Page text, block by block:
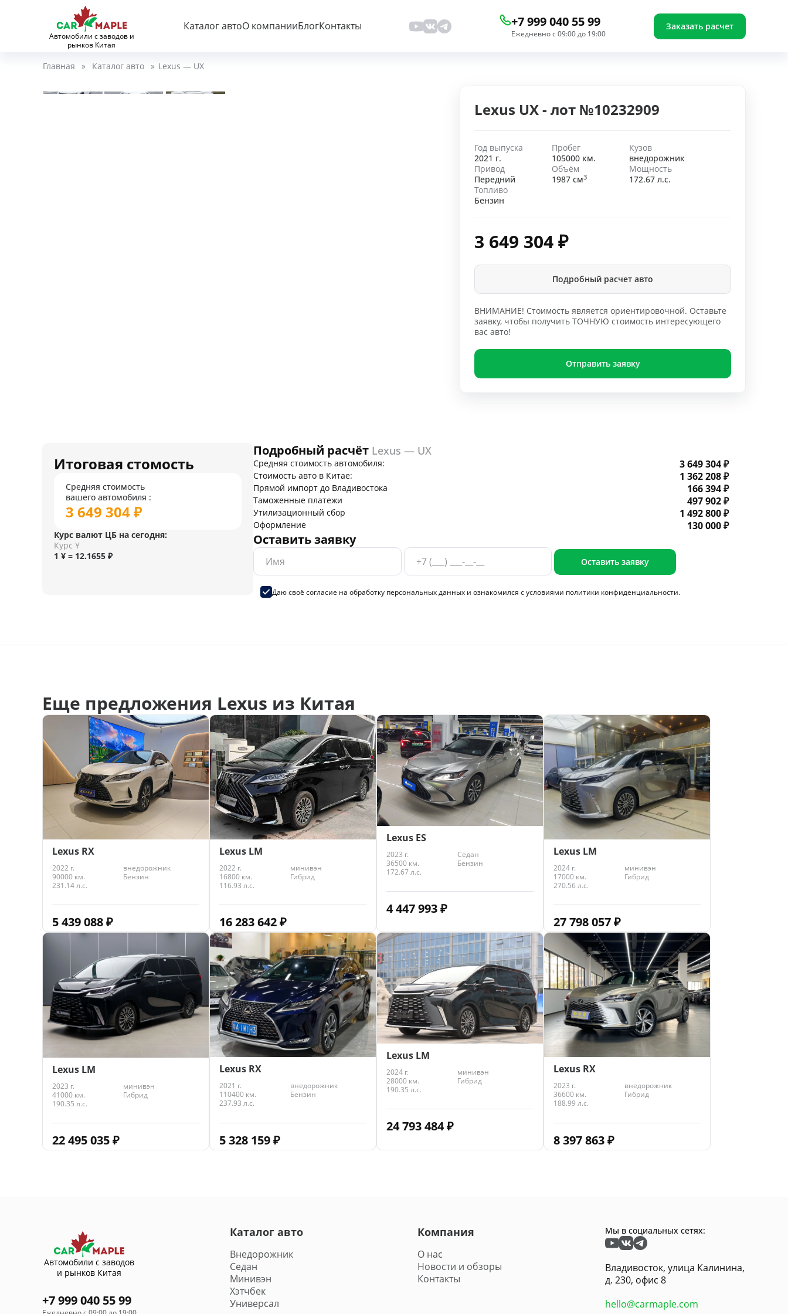
Автомобили с заводов и
рынков Китая
Каталог автоО компанииБлогКонтакты +7 999 040 55 99
Ежедневно с 09:00 до 19:00
Заказать расчет
Главная » Каталог авто » Lexus — UX
Lexus UX - лот №10232909
Год выпуска
2021 г.
Пробег
105000 км.
Кузов
внедорожник
Привод
Передний
Объём
1987 см3
Мощность
172.67 л.с.
Топливо
Бензин
3 649 304₽
Подробный расчет авто
ВНИМАНИЕ! Стоимость является ориентировочной. Оставьте
заявку, чтобы получить ТОЧНУЮ стоимость интересующего
вас авто!
Отправить заявку
Итоговая стомость
Средняя стоимость
вашего автомобиля :
3 649 304 ₽
Курс валют ЦБ на сегодня:
Курс ¥
1 ¥ = 12.1655 ₽
Подробный расчёт Lexus — UX
Средняя стоимость автомобиля: 3 649 304 ₽
Стоимость авто в Китае: 1 362 208 ₽
Прямой импорт до Владивостока 166 394 ₽
Таможенные платежи 497 902 ₽
Утилизационный сбор 1 492 800 ₽
Оформление 130 000 ₽
Оставить заявку
Оставить заявку
Даю своё согласие на обработку персональных данных и ознакомился с условиями политики конфиденциальности.
Еще предложения Lexus из Китая
Lexus RX
2022 г.
внедорожник
90000 км.
Бензин
231.14 л.с.
5 439 088₽
Lexus LM
2022 г.
минивэн
16800 км.
Гибрид
116.93 л.с.
16 283 642₽
Lexus ES
2023 г.
Седан
36500 км.
Бензин
172.67 л.с.
4 447 993₽
Lexus LM
2024 г.
минивэн
17000 км.
Гибрид
270.56 л.с.
27 798 057₽
Lexus LM
2023 г.
минивэн
41000 км.
Гибрид
190.35 л.с.
22 495 035₽
Lexus RX
2021 г.
внедорожник
110400 км.
Бензин
237.93 л.с.
5 328 159₽
Lexus LM
2024 г.
минивэн
28000 км.
Гибрид
190.35 л.с.
24 793 484₽
Lexus RX
2023 г.
внедорожник
36600 км.
Гибрид
188.99 л.с.
8 397 863₽
Автомобили с заводов
и рынков Китая
+7 999 040 55 99
Каталог авто
Внедорожник
Седан
Минивэн
Хэтчбек
Универсал
Компания
О нас
Новости и обзоры
Контакты
Мы в социальных сетях:
Владивосток, улица Калинина,
д. 230, офис 8
hello@carmaple.com